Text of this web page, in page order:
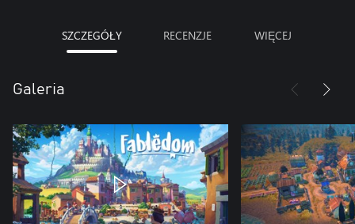
SZCZEGÓŁY RECENZJE WIĘCEJ
Galeria